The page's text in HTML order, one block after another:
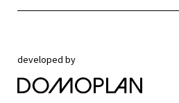
developed by